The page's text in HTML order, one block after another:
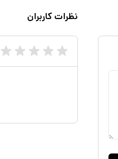
نظرات کاربران